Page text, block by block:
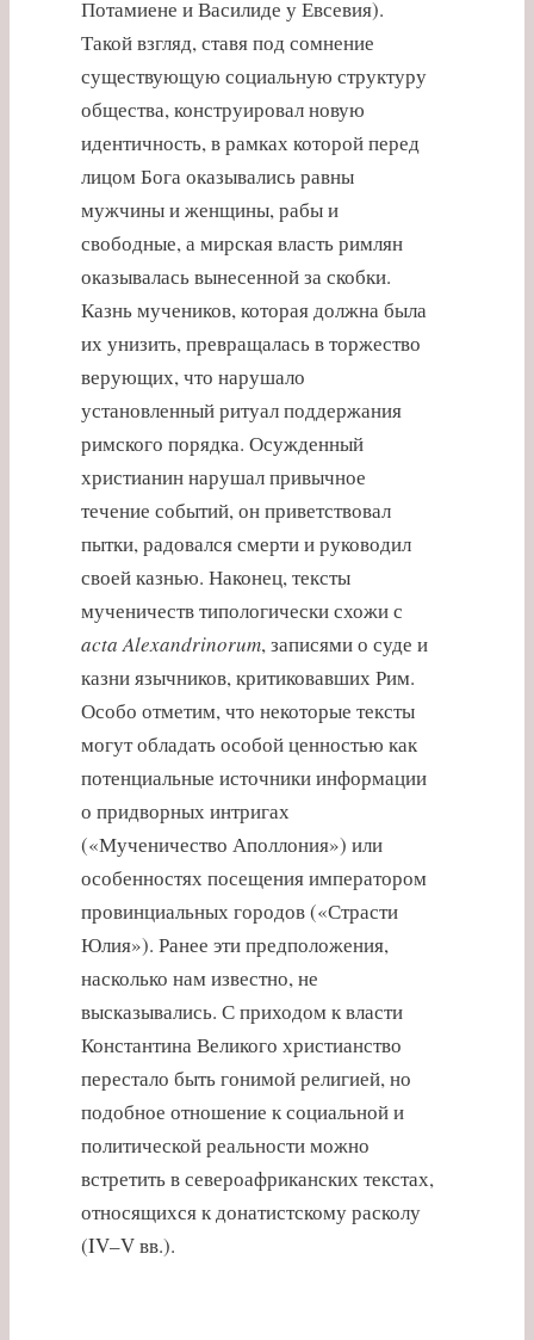
Потамиене и Василиде у Евсевия).
Такой взгляд, ставя под сомнение
существующую социальную структуру
общества, конструировал новую
идентичность, в рамках которой перед
лицом Бога оказывались равны
мужчины и женщины, рабы и
свободные, а мирская власть римлян
оказывалась вынесенной за скобки.
Казнь мучеников, которая должна была
их унизить, превращалась в торжество
верующих, что нарушало
установленный ритуал поддержания
римского порядка. Осужденный
христианин нарушал привычное
течение событий, он приветствовал
пытки, радовался смерти и руководил
своей казнью. Наконец, тексты
мученичеств типологически схожи с
acta Alexandrinorum, записями о суде и
казни язычников, критиковавших Рим.
Особо отметим, что некоторые тексты
могут обладать особой ценностью как
потенциальные источники информации
о придворных интригах
(«Мученичество Аполлония») или
особенностях посещения императором
провинциальных городов («Страсти
Юлия»). Ранее эти предположения,
насколько нам известно, не
высказывались. С приходом к власти
Константина Великого христианство
перестало быть гонимой религией, но
подобное отношение к социальной и
политической реальности можно
встретить в североафриканских текстах,
относящихся к донатистскому расколу
(IV–V вв.).